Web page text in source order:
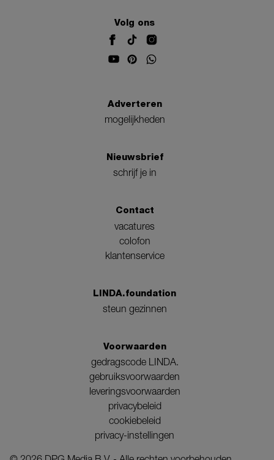
Volg ons
Adverteren
mogelijkheden
Nieuwsbrief
schrijf je in
Contact
vacatures
colofon
klantenservice
LINDA.foundation
steun gezinnen
Voorwaarden
gedragscode LINDA.
gebruiksvoorwaarden
leveringsvoorwaarden
privacybeleid
cookiebeleid
privacy-instellingen